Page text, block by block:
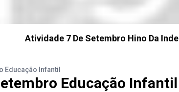
Atividade 7 De Setembro Hino Da
Educação Infantil
Educação Infantil